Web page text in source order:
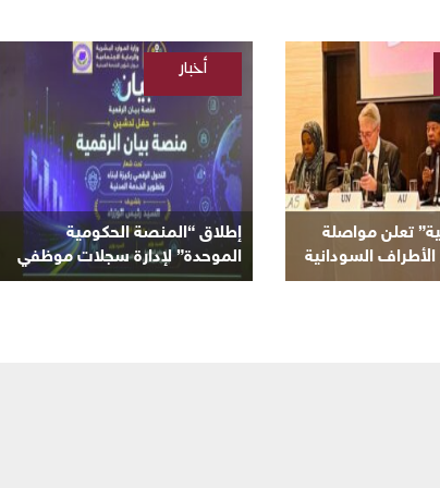
تعلن مواصلة
السودانية
إطلاق “المنصة الحكومية
الموحدة” لإدارة سجلات موظفي
الدولة
أخبار
السودانية